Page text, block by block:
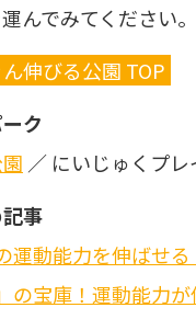
んでみてください。
伸びる公園 TOP
ク
／ にいじゅくプ
事
運動能力を伸ばせ
の宝庫！運動能力